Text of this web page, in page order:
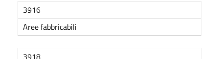
3916
Aree fabbricabili
3918